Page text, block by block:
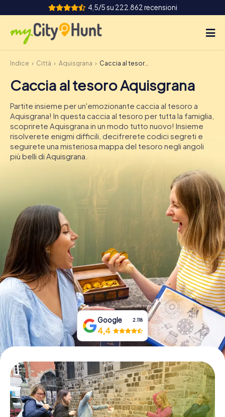
4,5/5 su 222.862 recensioni
Come funziona
Città
Tour
Team Building
Biglietti
DE
IE
IT
Prenota Biglietti
Acquista i Voucher
Indice Città Aquisgrana Caccia al tesoro Aquisgrana
Caccia al tesoro Aquisgrana
Partite insieme per un'emozionante caccia al tesoro a
Aquisgrana! In questa caccia al tesoro per tutta la famiglia,
scoprirete Aquisgrana in un modo tutto nuovo! Insieme
risolverete enigmi difficili, decifrerete codici segreti e
seguirete una misteriosa mappa del tesoro negli angoli
più belli di Aquisgrana.
Google 2.118
4,4